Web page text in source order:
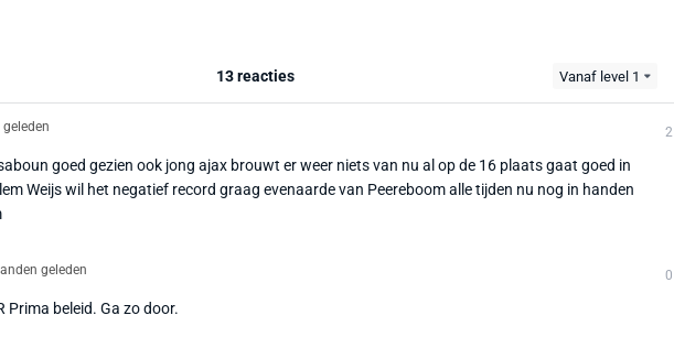
13 reacties Vanaf level 1
2
goed gezien ook jong ajax brouwt er weer niets van nu al op de 16 plaats gaat goed in
Weijs wil het negatief record graag evenaarde van Peereboom alle tijden nu nog in handen
geleden 0
Prima beleid. Ga zo door.